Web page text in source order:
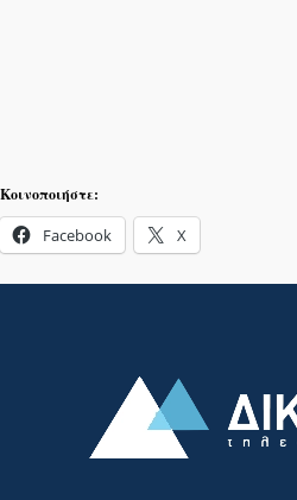
Κοινοποιήστε:
Facebook X